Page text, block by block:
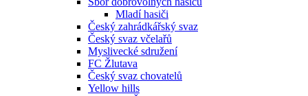
Mladí hasiči
Český zahrádkářský svaz
Český svaz včelařů
Myslivecké sdružení
FC Žlutava
Český svaz chovatelů
Yellow hills